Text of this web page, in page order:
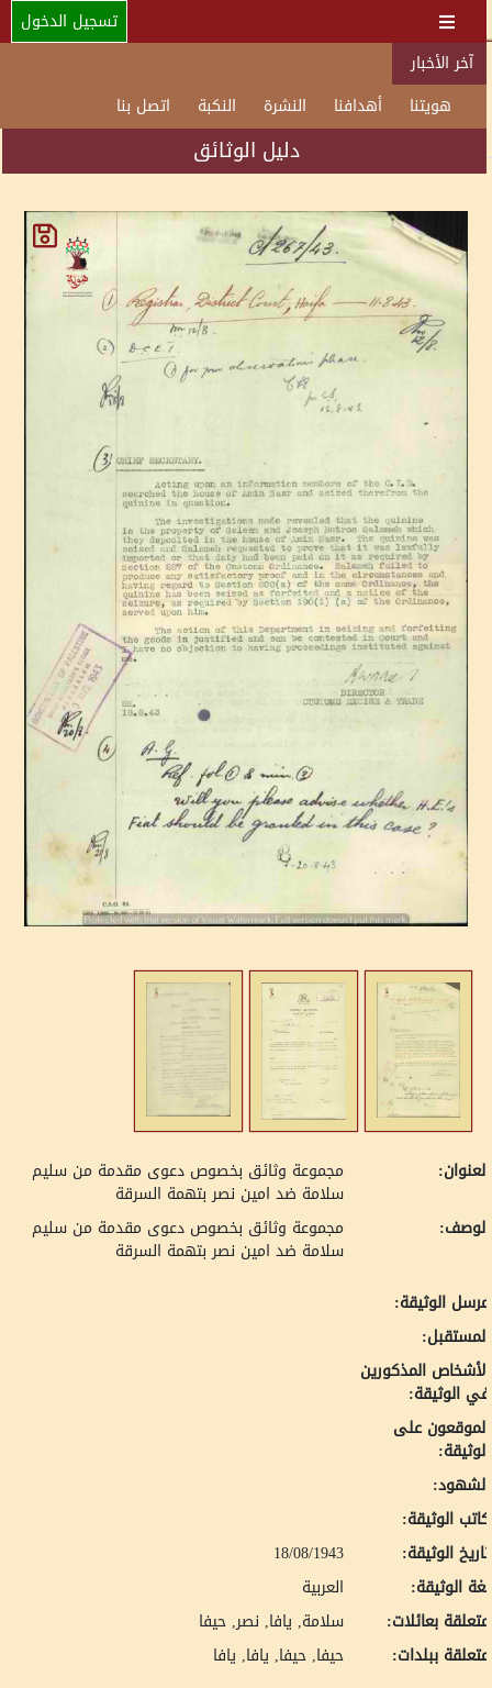
تسجيل الدخول
آخر الأخبار
هويتنا
أهدافنا النشرة النكبة اتصل بنا
دليل الوثائق
مجموعة وثائق بخصوص دعوى مقدمة من سليم
سلامة ضد امين نصر بتهمة السرقة
مجموعة وثائق بخصوص دعوى مقدمة من سليم
سلامة ضد امين نصر بتهمة السرقة
الوثيقة:
المذكورين
الوثيقة:
على
الوثيقة:
الوثيقة:
18/08/1943
الوثيقة:
العربية
بعائلات:
سلامة, يافا نصر, حيفا
ببلدات:
حيفا, حيفا يافا, يافا